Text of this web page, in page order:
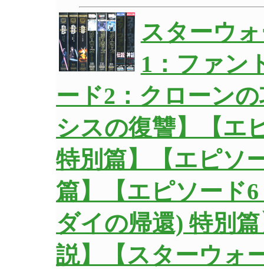
スターウ
1：ファン
ード2：クローン
シスの復讐】【エ
特別篇】【エピソ
篇】【エピソード
ダイの帰還) 特別
説】【スターウ